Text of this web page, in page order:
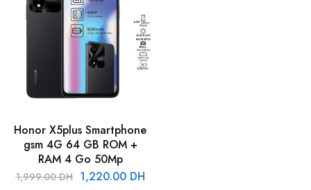
Honor X5plus Smartphone
gsm 4G 64 GB ROM +
RAM 4 Go 50Mp
1,999.00DH 1,220.00 DH